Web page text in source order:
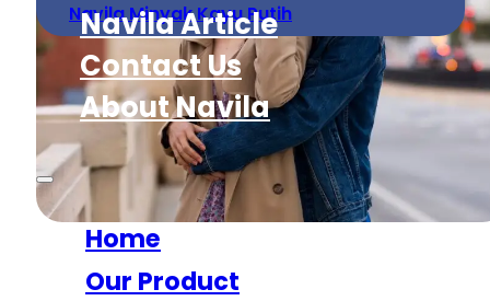
Navila Minyak Kayu Putih
Navila Article
Contact Us
About Navila
Home
Our Product